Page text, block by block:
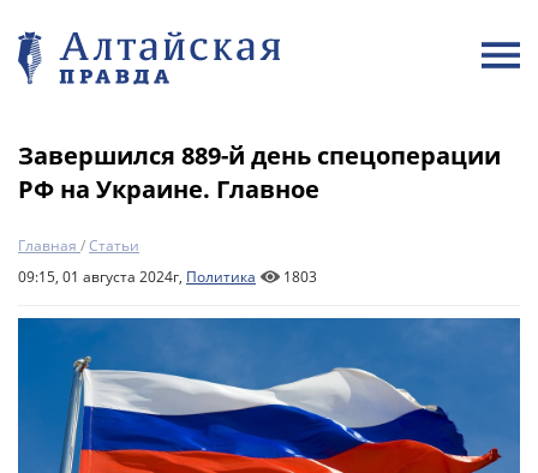
Завершился 889-й день спецоперации
РФ на Украине. Главное
Главная /Статьи
09:15, 01 августа 2024г, Политика 1803